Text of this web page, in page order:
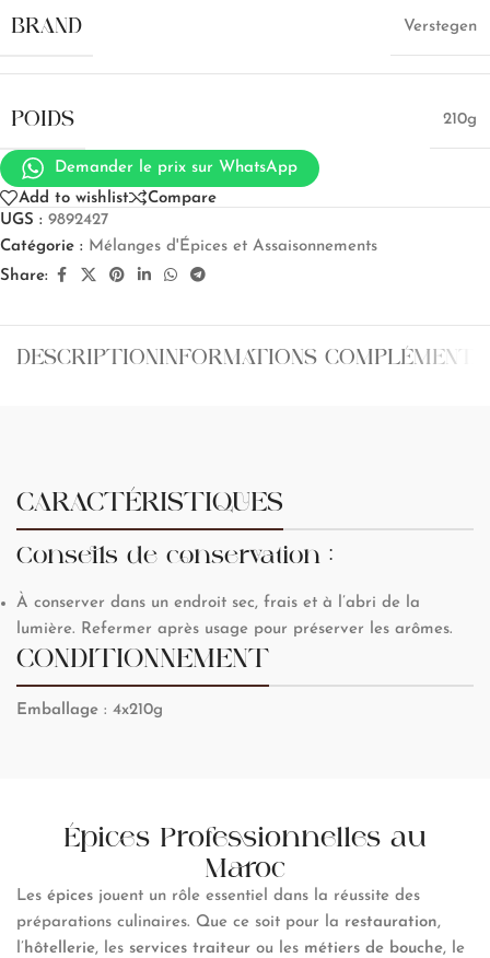
BRAND Verstegen
POIDS 210g
Demander le prix sur WhatsApp
Add to wishlist
Compare
UGS : 9892427
Catégorie : Mélanges d'Épices et Assaisonnements
Share:
DESCRIPTIONINFORMATIONS
CARACTÉRISTIQUES
Conseils de conservation :
À conserver dans un endroit sec, frais et à l’abri de la
lumière. Refermer après usage pour préserver les arômes.
CONDITIONNEMENT
Emballage : 4x210g
Épices Professionnelles au
Maroc
Les épices jouent un rôle essentiel dans la réussite des
préparations culinaires. Que ce soit pour la restauration,
l’hôtellerie, les services traiteur ou les métiers de bouche, le